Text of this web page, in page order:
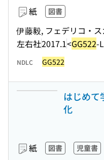
紙 図書
伊藤毅, フェデリコ・
左右社2017.1<GG522-
NDLC GG522
はじめて
化
紙 図書 児童書